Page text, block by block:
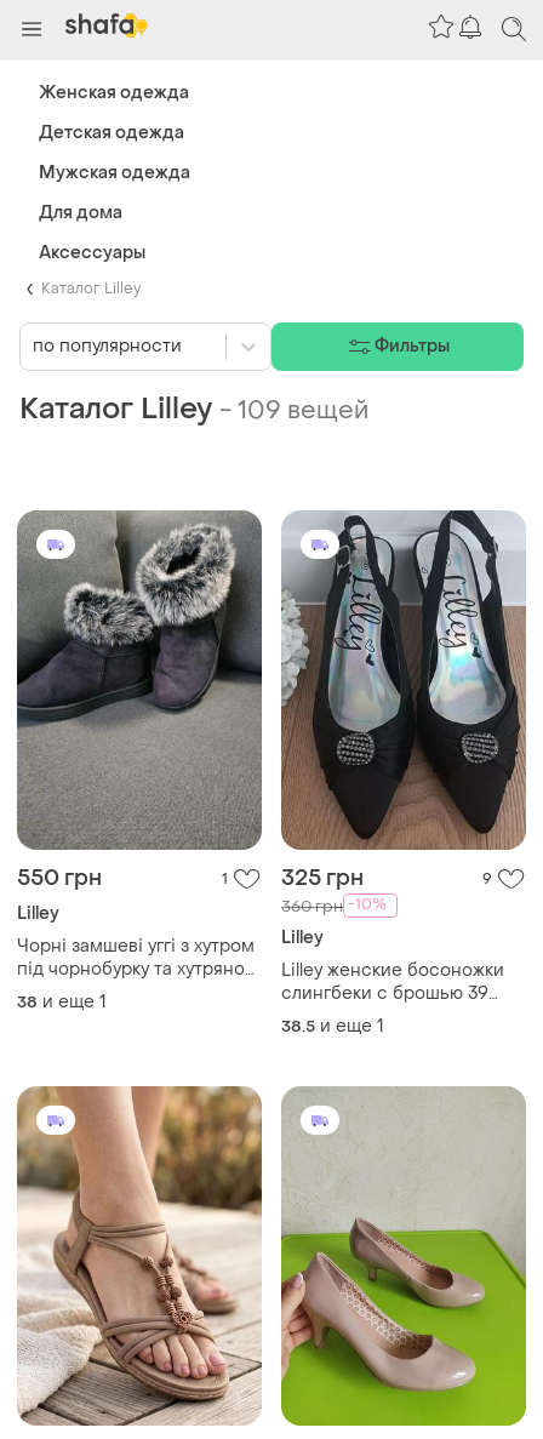
Каталог Lilley
Каталог Lilley -109 вещей
550 грн 1
Lilley
Чорні замшеві уггі з хутром
під чорнобурку та хутряною
устілкою розмір 38 від lilley
38 и еще 1
325 грн 9
360 грн -10%
Lilley
Lilley женские босоножки
слингбеки с брошью 39
размер стелька-26
38.5 и еще 1
по популярности Фильтры
Женская одежда
Детская одежда
Мужская одежда
Для дома
Аксессуары